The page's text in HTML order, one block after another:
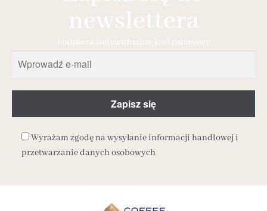
newslettera
i odbierz indywidualny kod rabatowy
Wyrażam zgodę na wysyłanie informacji handlowej i
przetwarzanie danych osobowych